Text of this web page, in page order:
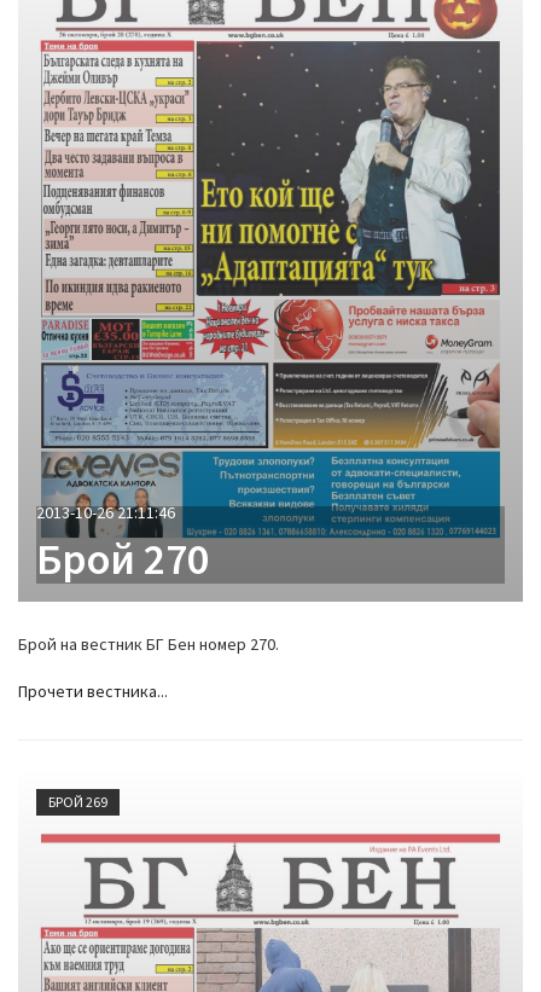
2013-10-26 21:11:46
Брой 270
Брой на вестник БГ Бен номер 270.
Прочети вестника...
БРОЙ 269